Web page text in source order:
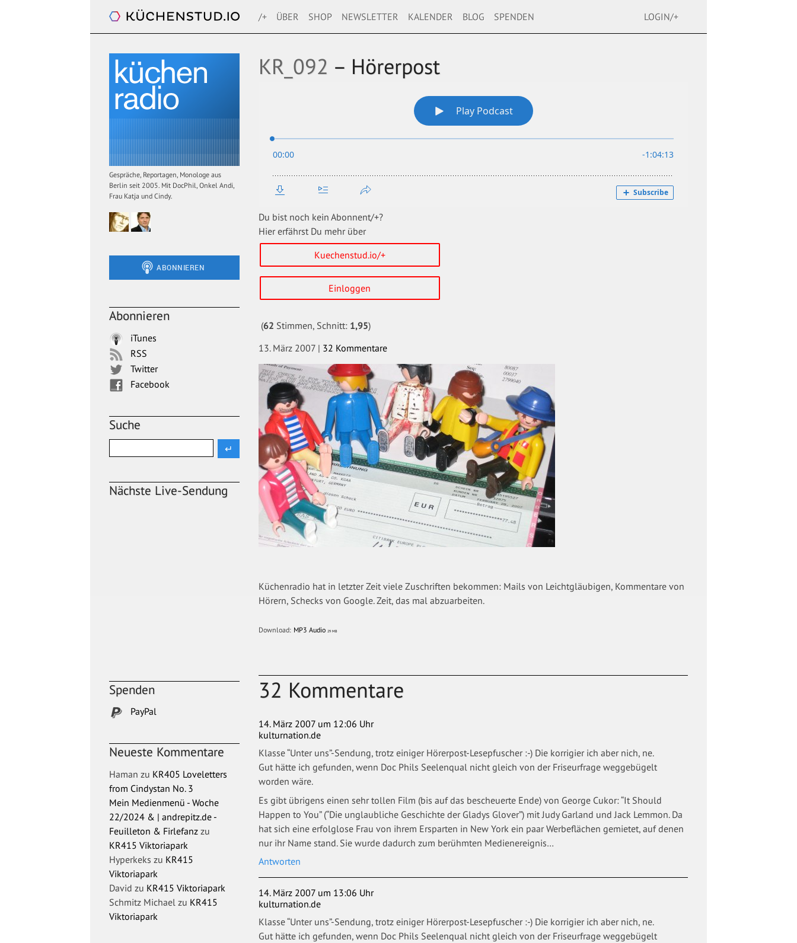
Küchenradio
/+ ÜBER SHOP NEWSLETTER KALENDER BLOG SPENDEN LOGIN/+
KR_092 – Hörerpost
Du bist noch kein Abonnent/+?
Hier erfährst Du mehr über
Kuechenstud.io/+
Einloggen
(62 Stimmen, Schnitt: 1,95)
13. März 2007 | 32 Kommentare
Küchenradio hat in letzter Zeit viele Zuschriften bekommen: Mails von Leichtgläubigen, Kommentare von
Hörern, Schecks von Google. Zeit, das mal abzuarbeiten.
Download: MP3 Audio 29 MB
32 Kommentare
14. März 2007 um 12:06 Uhr
kulturnation.de
Klasse “Unter uns”-Sendung, trotz einiger Hörerpost-Lesepfuscher :-) Die korrigier ich aber nich, ne.
Gut hätte ich gefunden, wenn Doc Phils Seelenqual nicht gleich von der Friseurfrage weggebügelt
worden wäre.
Es gibt übrigens einen sehr tollen Film (bis auf das bescheuerte Ende) von George Cukor: “It Should
Happen to You” (“Die unglaubliche Geschichte der Gladys Glover”) mit Judy Garland und Jack Lemmon. Da
hat sich eine erfolglose Frau von ihrem Ersparten in New York ein paar Werbeflächen gemietet, auf denen
nur ihr Name stand. Sie wurde dadurch zum berühmten Medienereignis…
Antworten
14. März 2007 um 13:06 Uhr
kulturnation.de
Klasse “Unter uns”-Sendung, trotz einiger Hörerpost-Lesepfuscher :-) Die korrigier ich aber nich, ne.
Gut hätte ich gefunden, wenn Doc Phils Seelenqual nicht gleich von der Friseurfrage weggebügelt
Gespräche, Reportagen, Monologe aus
Berlin seit 2005. Mit DocPhil, Onkel Andi,
Frau Katja und Cindy.
Abonnieren
iTunes
RSS
Twitter
Facebook
Suche
Nächste Live-Sendung
Spenden
PayPal
Neueste Kommentare
Haman zu KR405 Loveletters
from Cindystan No. 3
Mein Medienmenü - Woche
22/2024 & | andrepitz.de -
Feuilleton & Firlefanz zu
KR415 Viktoriapark
Hyperkeks zu KR415
Viktoriapark
David zu KR415 Viktoriapark
Schmitz Michael zu KR415
Viktoriapark